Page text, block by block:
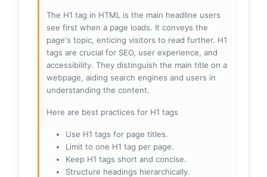
The H1 tag in HTML is the main headline users
see first when a page loads. It conveys the
page's topic, enticing visitors to read further. H1
tags are crucial for SEO, user experience, and
accessibility. They distinguish the main title on a
webpage, aiding search engines and users in
understanding the content.
Here are best practices for H1 tags
Use H1 tags for page titles.
Limit to one H1 tag per page.
Keep H1 tags short and concise.
Structure headings hierarchically.